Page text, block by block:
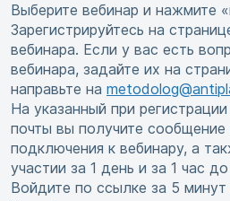
Выберите вебинар и нажмите
Зарегистрируйтесь на
вебинара. Если у вас есть
вебинара, задайте их на
направьте на
На указанный при
почты вы получите
подключения к вебинару, а
участии за 1 день и за 1 час
Войдите по ссылке за 5